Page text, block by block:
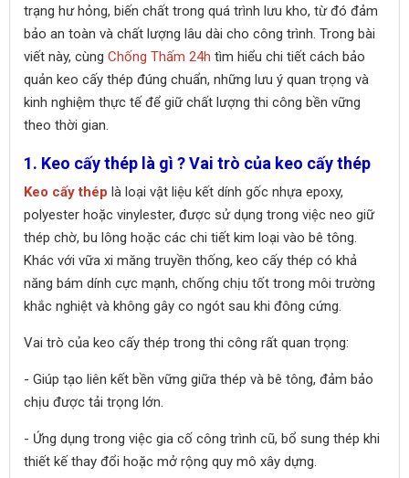
trạng hư hỏng, biến chất trong quá trình lưu kho, từ đó đảm
bảo an toàn và chất lượng lâu dài cho công trình. Trong bài
viết này, cùng Chống Thấm 24h tìm hiểu chi tiết cách bảo
quản keo cấy thép đúng chuẩn, những lưu ý quan trọng và
kinh nghiệm thực tế để giữ chất lượng thi công bền vững
theo thời gian.
1. Keo cấy thép là gì ? Vai trò của keo cấy thép
Keo cấy thép là loại vật liệu kết dính gốc nhựa epoxy,
polyester hoặc vinylester, được sử dụng trong việc neo giữ
thép chờ, bu lông hoặc các chi tiết kim loại vào bê tông.
Khác với vữa xi măng truyền thống, keo cấy thép có khả
năng bám dính cực mạnh, chống chịu tốt trong môi trường
khắc nghiệt và không gây co ngót sau khi đông cứng.
Vai trò của keo cấy thép trong thi công rất quan trọng:
- Giúp tạo liên kết bền vững giữa thép và bê tông, đảm bảo
chịu được tải trọng lớn.
- Ứng dụng trong việc gia cố công trình cũ, bổ sung thép khi
thiết kế thay đổi hoặc mở rộng quy mô xây dựng.